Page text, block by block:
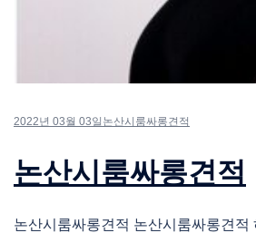
2022년 03월 03일 논산시룸싸롱견적
논산시룸싸롱견적
논산시룸싸롱견적 논산시룸싸롱견적